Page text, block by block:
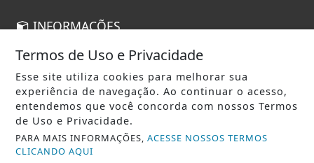
INFORMAÇÕES
CONTATO
PAINEL DO USUÁRIO
EXPEDIENTE
TERMOS DE USO E PRIVACIDADE
SOBRE
Termos de Uso e Privacidade
Esse site utiliza cookies para melhorar sua
experiência de navegação. Ao continuar o acesso,
entendemos que você concorda com nossos Termos
de Uso e Privacidade.
PARA MAIS INFORMAÇÕES,ACESSE NOSSOS TERMOS
CLICANDO AQUI